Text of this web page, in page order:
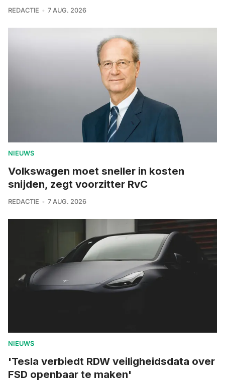
REDACTIE 7 AUG. 2026
NIEUWS
Volkswagen moet sneller in kosten
snijden, zegt voorzitter RvC
REDACTIE 7 AUG. 2026
NIEUWS
'Tesla verbiedt RDW veiligheidsdata over
FSD openbaar te maken'